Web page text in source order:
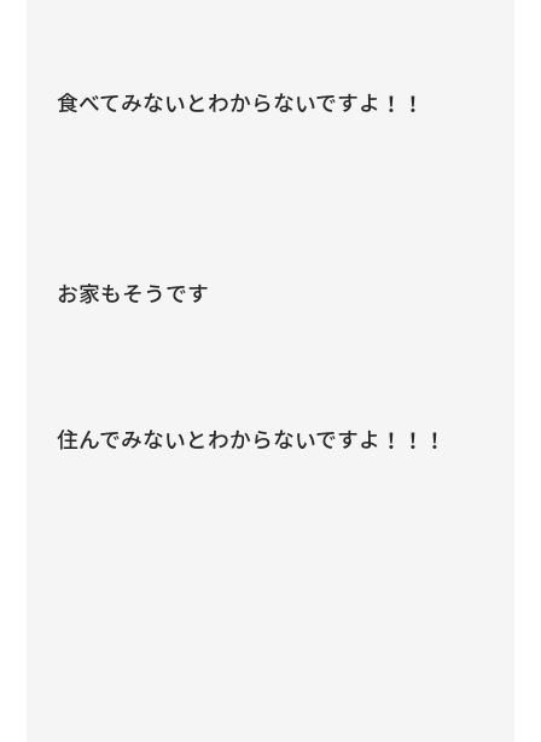
食べてみないとわからないですよ！！
お家もそうです
住んでみないとわからないですよ！！！